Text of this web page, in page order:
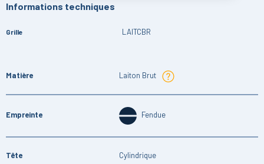
Informations techniques
Grille LAITCBR
Matière Laiton Brut
Empreinte Fendue
Tête Cylindrique